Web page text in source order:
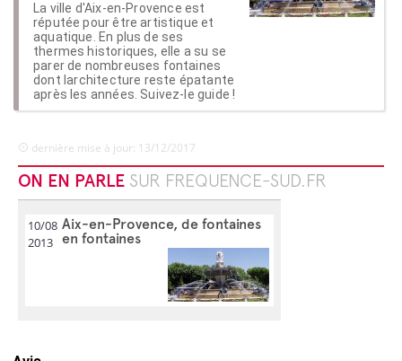
La ville d'Aix-en-Provence est
réputée pour être artistique et
aquatique. En plus de ses
thermes historiques, elle a su se
parer de nombreuses fontaines
dont larchitecture reste épatante
après les années. Suivez-le guide !
dernière mise à jour: 13/12/2017
ON EN PARLE SUR FREQUENCE-SUD.FR
10/08
2013
Aix-en-Provence, de fontaines
en fontaines